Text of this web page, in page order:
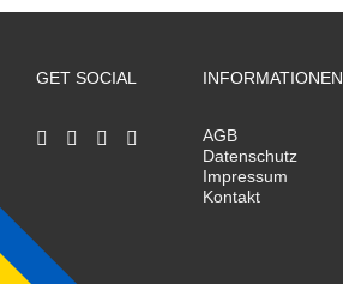
GET SOCIAL INFORMATIONEN
AGB
Datenschutz
Impressum
Kontakt